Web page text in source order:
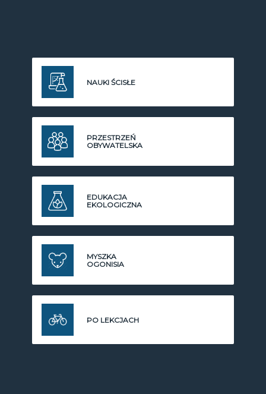
NAUKI ŚCISŁE
PRZESTRZEŃ
OBYWATELSKA
EDUKACJA
EKOLOGICZNA
MYSZKA
OGONISIA
PO LEKCJACH